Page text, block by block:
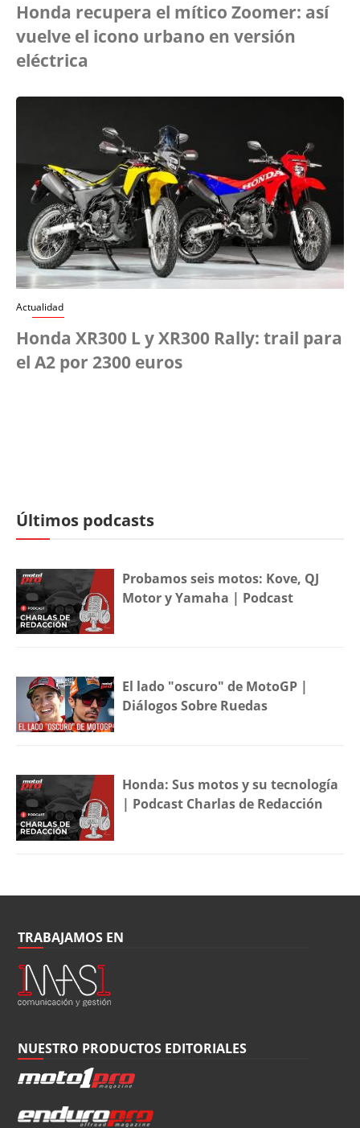
Honda recupera el mítico Zoomer: así
vuelve el icono urbano en versión
eléctrica
Actualidad
Honda XR300 L y XR300 Rally: trail para
el A2 por 2300 euros
Últimos podcasts
Probamos seis motos: Kove, QJ
Motor y Yamaha | Podcast
El lado "oscuro" de MotoGP |
Diálogos Sobre Ruedas
Honda: Sus motos y su tecnología
| Podcast Charlas de Redacción
TRABAJAMOS EN
NUESTRO PRODUCTOS EDITORIALES